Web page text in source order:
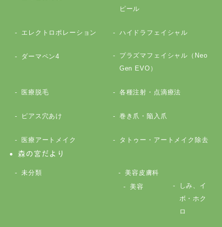
ピール
エレクトロポレーション ハイドラフェイシャル
ダーマペン4
プラズマフェイシャル（Neo
Gen EVO）
医療脱毛 各種注射・点滴療法
ピアス穴あけ 巻き爪・陥入爪
医療アートメイク
タトゥー・アートメイク除去
森の宮だより
未分類
美容皮膚科
美容
しみ、イ
ボ・ホク
ロ